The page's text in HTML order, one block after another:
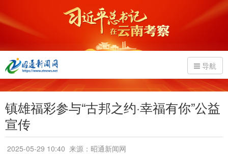
导航
镇雄福彩参与“古邦之约·幸福有你”公益
宣传
2025-05-29 10:40 来源：昭通新闻网